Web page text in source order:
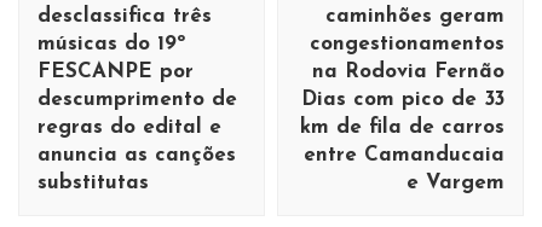
desclassifica três
músicas do 19º
FESCANPE por
descumprimento de
regras do edital e
anuncia as canções
substitutas
caminhões geram
congestionamentos
na Rodovia Fernão
Dias com pico de 33
km de fila de carros
entre Camanducaia
e Vargem